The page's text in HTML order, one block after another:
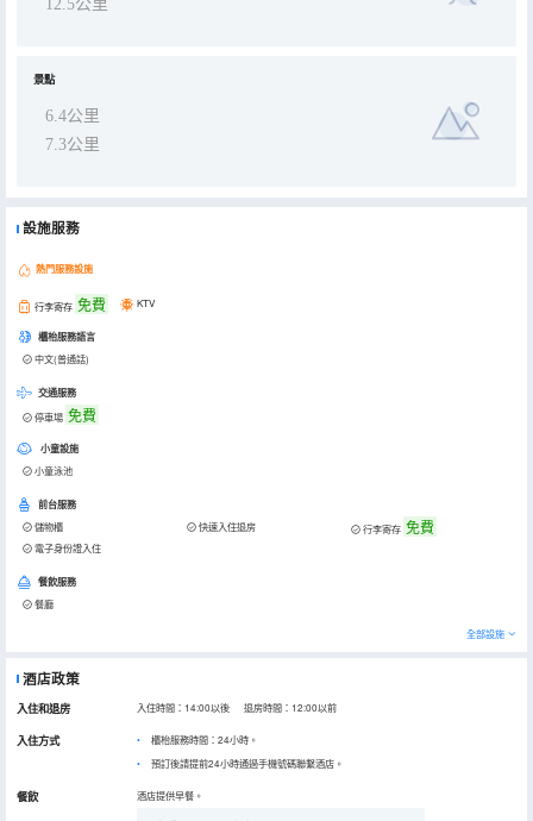
12.5公里
景點
6.4公里
7.3公里
設施服務
熱門服務設施
行李寄存 免費 KTV
櫃枱服務語言
中文(普通話)
交通服務
停車場 免費
小童設施
小童泳池
前台服務
儲物櫃 快速入住退房 行李寄存 免費
電子身份證入住
餐飲服務
餐廳
全部設施
酒店政策
入住和退房 入住時間：14:00以後 退房時間：12:00以前
入住方式
櫃枱服務時間：24小時。
預訂後請提前24小時通過手機號碼聯繫酒店。
餐飲 酒店提供早餐。